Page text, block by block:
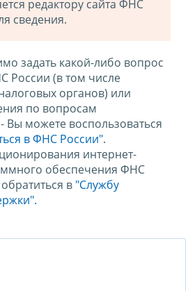
редактору сайта ФНС
сведения.
задать какой-либо вопрос
России (в том числе
органов) или
по вопросам
Вы можете воспользоваться
в ФНС России".
интернет-
обеспечения ФНС
в "Службу